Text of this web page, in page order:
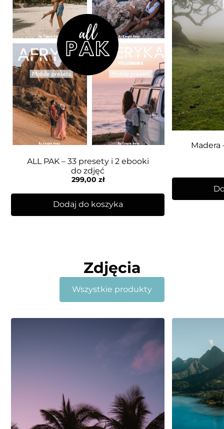
ALL PAK – 33 presety i 2 ebooki
do zdjęć
299,00 zł
Dodaj do koszyka
Madera
Zdjęcia
Wszystkie produkty